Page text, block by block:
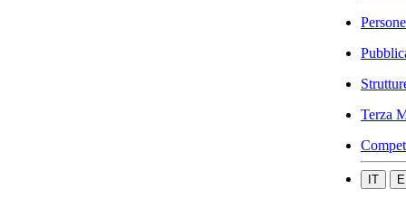
Persone
Terza
IT